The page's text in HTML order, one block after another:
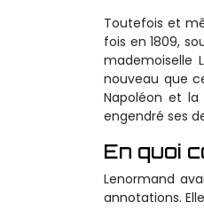
Toutefois et
fois en 1809,
mademoiselle
nouveau que
Napoléon et
engendré ses
En quoi
Lenormand
annotations.